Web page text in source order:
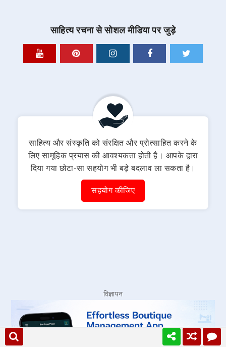
साहित्य रचना से सोशल मीडिया पर जुड़े
साहित्य और संस्कृति को संरक्षित और प्रोत्साहित करने के
लिए सामूहिक प्रयास की आवश्यकता होती है। आपके द्वारा
दिया गया छोटा-सा सहयोग भी बड़े बदलाव ला सकता है।
सहयोग कीजिए
विज्ञापन